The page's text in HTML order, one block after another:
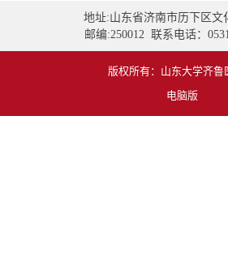
地址:山东省济南市历下区文
邮编:250012 联系电话：
版权所有：山东大学齐鲁
电脑版